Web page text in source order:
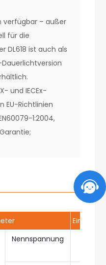
verfügbar – außer
für die
DL618 ist auch als
und IECEx-
EU-Richtlinien
1:2004,
Einheit
Nennspannung